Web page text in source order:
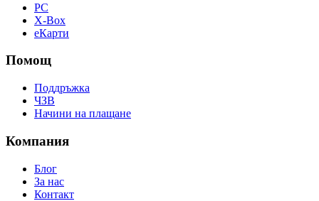
PC
X-Box
eКарти
Помощ
Поддръжка
ЧЗВ
Начини на плащане
Компания
Блог
За нас
Контакт